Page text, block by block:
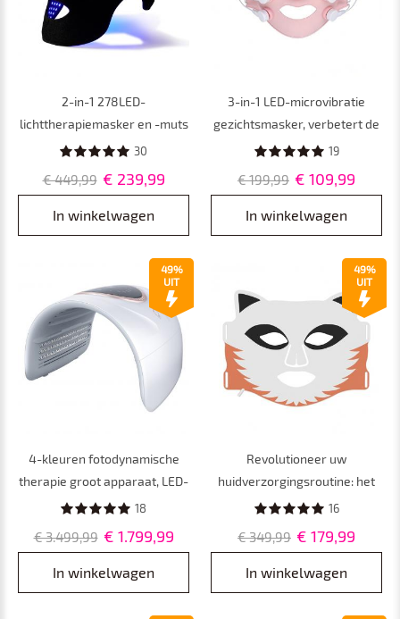
2-in-1 278LED-
lichttherapiemasker en -muts
voor gezicht en haar,
lichttherapie met 4
golflengtes voor een gezonde
huid van gezicht en hoofdhuid.
30
€ 449,99 € 239,99
In winkelwagen
3-in-1 LED-microvibratie
gezichtsmasker, verbetert de
serumopname, stimuleert de
verheldert de huid.
19
€ 199,99 € 109,99
In winkelwagen
49%
UIT
4-kleuren fotodynamische
therapie groot apparaat, LED-
roodlichttherapieapparaat
huidverjonging en bleken,
Europese standaardstekker
18
€ 3.499,99 € 1.799,99
In winkelwagen
49%
UIT
Revolutioneer uw
huidverzorgingsroutine: het
ultieme 4-kleuren LED-
siliconenmasker, 276 LED-
parels
16
€ 349,99 € 179,99
In winkelwagen